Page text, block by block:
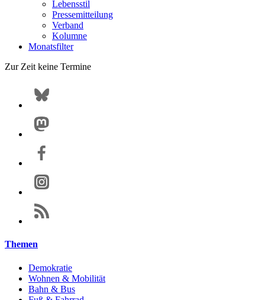
Lebensstil
Pressemitteilung
Verband
Kolumne
Monatsfilter
Zur Zeit keine Termine
Themen
Demokratie
Wohnen & Mobilität
Bahn & Bus